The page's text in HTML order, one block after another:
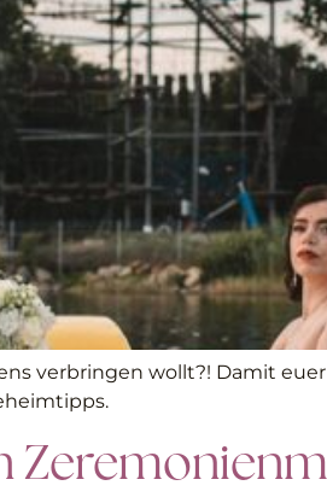
verbringen wollt?! Damit